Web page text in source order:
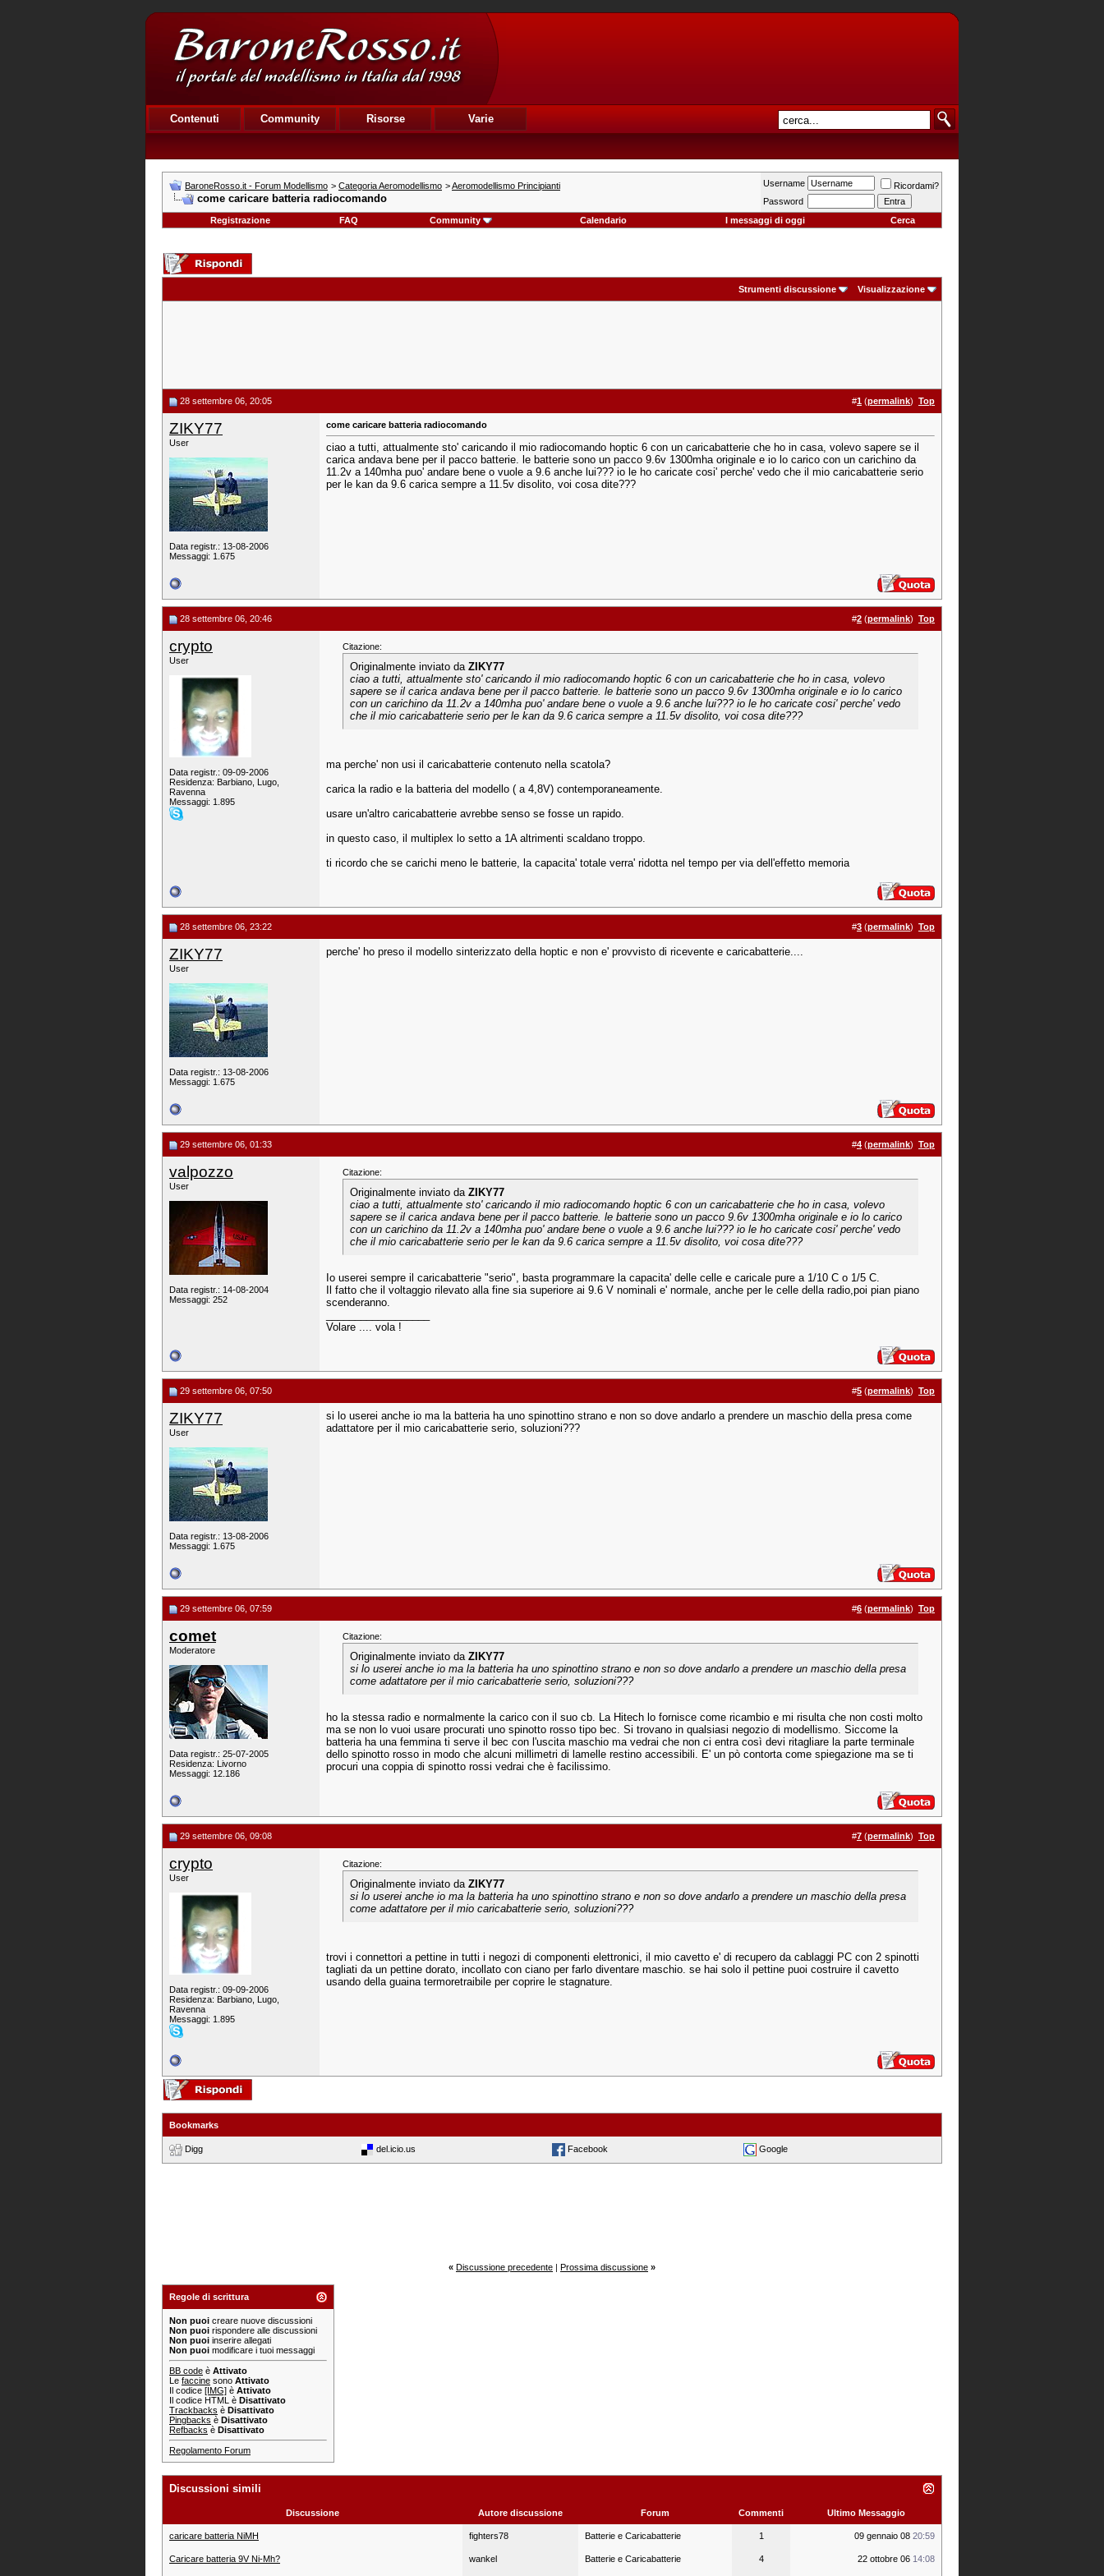
Contenuti Community Risorse Varie
BaroneRosso.it - Forum Modellismo > Categoria Aeromodellismo >Aeromodellismo Principianti
come caricare batteria radiocomando
Username
Ricordami?
Password
Registrazione
FAQ Community Calendario I messaggi di oggi Cerca
Strumenti discussione Visualizzazione
28 settembre 06, 20:05 #1 (permalink) Top
ZIKY77
User
Data registr.: 13-08-2006
Messaggi: 1.675
come caricare batteria radiocomando
ciao a tutti, attualmente sto' caricando il mio radiocomando hoptic 6 con un caricabatterie che ho in casa, volevo sapere se il
carica andava bene per il pacco batterie. le batterie sono un pacco 9.6v 1300mha originale e io lo carico con un carichino da
11.2v a 140mha puo' andare bene o vuole a 9.6 anche lui??? io le ho caricate cosi' perche' vedo che il mio caricabatterie serio
per le kan da 9.6 carica sempre a 11.5v disolito, voi cosa dite???
28 settembre 06, 20:46 #2 (permalink) Top
crypto
User
Data registr.: 09-09-2006
Residenza: Barbiano, Lugo,
Ravenna
Messaggi: 1.895
Citazione:
Originalmente inviato da ZIKY77
ciao a tutti, attualmente sto' caricando il mio radiocomando hoptic 6 con un caricabatterie che ho in casa, volevo
sapere se il carica andava bene per il pacco batterie. le batterie sono un pacco 9.6v 1300mha originale e io lo carico
con un carichino da 11.2v a 140mha puo' andare bene o vuole a 9.6 anche lui??? io le ho caricate cosi' perche' vedo
che il mio caricabatterie serio per le kan da 9.6 carica sempre a 11.5v disolito, voi cosa dite???
ma perche' non usi il caricabatterie contenuto nella scatola?
carica la radio e la batteria del modello ( a 4,8V) contemporaneamente.
usare un'altro caricabatterie avrebbe senso se fosse un rapido.
in questo caso, il multiplex lo setto a 1A altrimenti scaldano troppo.
ti ricordo che se carichi meno le batterie, la capacita' totale verra' ridotta nel tempo per via dell'effetto memoria
28 settembre 06, 23:22 #3 (permalink) Top
ZIKY77
User
Data registr.: 13-08-2006
Messaggi: 1.675
perche' ho preso il modello sinterizzato della hoptic e non e' provvisto di ricevente e caricabatterie....
29 settembre 06, 01:33 #4 (permalink) Top
valpozzo
User
Data registr.: 14-08-2004
Messaggi: 252
Citazione:
Originalmente inviato da ZIKY77
ciao a tutti, attualmente sto' caricando il mio radiocomando hoptic 6 con un caricabatterie che ho in casa, volevo
sapere se il carica andava bene per il pacco batterie. le batterie sono un pacco 9.6v 1300mha originale e io lo carico
con un carichino da 11.2v a 140mha puo' andare bene o vuole a 9.6 anche lui??? io le ho caricate cosi' perche' vedo
che il mio caricabatterie serio per le kan da 9.6 carica sempre a 11.5v disolito, voi cosa dite???
Io userei sempre il caricabatterie "serio", basta programmare la capacita' delle celle e caricale pure a 1/10 C o 1/5 C.
Il fatto che il voltaggio rilevato alla fine sia superiore ai 9.6 V nominali e' normale, anche per le celle della radio,poi pian piano
scenderanno.
Volare .... vola !
29 settembre 06, 07:50 #5 (permalink) Top
ZIKY77
User
Data registr.: 13-08-2006
Messaggi: 1.675
si lo userei anche io ma la batteria ha uno spinottino strano e non so dove andarlo a prendere un maschio della presa come
adattatore per il mio caricabatterie serio, soluzioni???
29 settembre 06, 07:59 #6 (permalink) Top
comet
Moderatore
Data registr.: 25-07-2005
Residenza: Livorno
Messaggi: 12.186
Citazione:
Originalmente inviato da ZIKY77
si lo userei anche io ma la batteria ha uno spinottino strano e non so dove andarlo a prendere un maschio della presa
come adattatore per il mio caricabatterie serio, soluzioni???
ho la stessa radio e normalmente la carico con il suo cb. La Hitech lo fornisce come ricambio e mi risulta che non costi molto
ma se non lo vuoi usare procurati uno spinotto rosso tipo bec. Si trovano in qualsiasi negozio di modellismo. Siccome la
batteria ha una femmina ti serve il bec con l'uscita maschio ma vedrai che non ci entra così devi ritagliare la parte terminale
dello spinotto rosso in modo che alcuni millimetri di lamelle restino accessibili. E' un pò contorta come spiegazione ma se ti
procuri una coppia di spinotto rossi vedrai che è facilissimo.
29 settembre 06, 09:08 #7 (permalink) Top
crypto
User
Data registr.: 09-09-2006
Residenza: Barbiano, Lugo,
Ravenna
Messaggi: 1.895
Citazione:
Originalmente inviato da ZIKY77
si lo userei anche io ma la batteria ha uno spinottino strano e non so dove andarlo a prendere un maschio della presa
come adattatore per il mio caricabatterie serio, soluzioni???
trovi i connettori a pettine in tutti i negozi di componenti elettronici, il mio cavetto e' di recupero da cablaggi PC con 2 spinotti
tagliati da un pettine dorato, incollato con ciano per farlo diventare maschio. se hai solo il pettine puoi costruire il cavetto
usando della guaina termoretraibile per coprire le stagnature.
Bookmarks
Digg del.icio.us Facebook Google
« Discussione precedente | Prossima discussione »
Regole di scrittura
Non puoi creare nuove discussioni
Non puoi rispondere alle discussioni
Non puoi inserire allegati
Non puoi modificare i tuoi messaggi
BB code è Attivato
Le faccine sono Attivato
Il codice [IMG] è Attivato
Il codice HTML è Disattivato
Trackbacks è Disattivato
Pingbacks è Disattivato
Refbacks è Disattivato
Regolamento Forum
Discussioni simili
Discussione Autore discussione Forum Commenti Ultimo Messaggio
caricare batteria NiMH fighters78 Batterie e Caricabatterie 1 09 gennaio 08 20:59
Caricare batteria 9V Ni-Mh? wankel Batterie e Caricabatterie 4 22 ottobre 06 14:08